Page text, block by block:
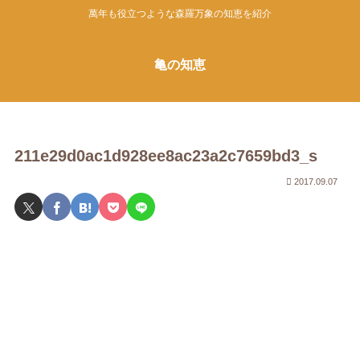
萬年も役立つような森羅万象の知恵を紹介
亀の知恵
211e29d0ac1d928ee8ac23a2c7659bd3_s
2017.09.07